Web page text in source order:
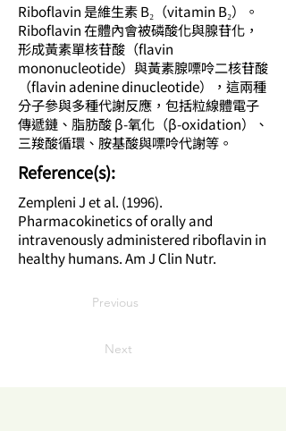
Riboflavin 是維生素 B₂（vitamin B₂）。
Riboflavin 在體內會被磷酸化與腺苷化，
形成黃素單核苷酸（flavin
mononucleotide）與黃素腺嘌呤二核苷酸
（flavin adenine dinucleotide），這兩種
分子參與多種代謝反應，包括粒線體電子
傳遞鏈、脂肪酸 β-氧化（β-oxidation）、
三羧酸循環、胺基酸與嘌呤代謝等。
​Reference(s):
Zempleni J et al. (1996).
Pharmacokinetics of orally and
intravenously administered riboflavin in
healthy humans. Am J Clin Nutr.
Previous
Next